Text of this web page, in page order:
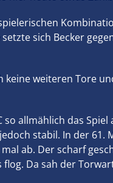
sich Becker
keine weiteren Tore
allmählich das Spiel
stabil. In der 61.
ab. Der scharf
Da sah der